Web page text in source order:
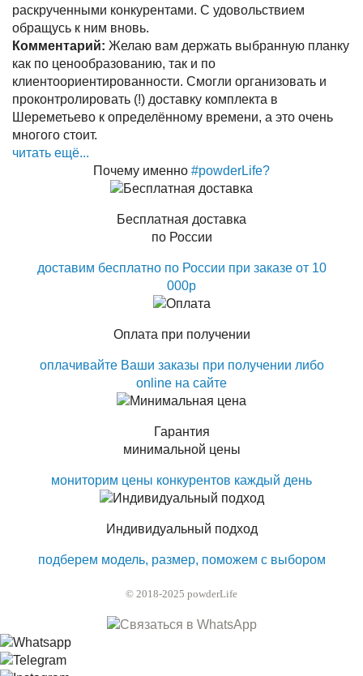
раскрученными конкурентами. С удовольствием
обращусь к ним вновь.
Комментарий: Желаю вам держать выбранную планку
как по ценообразованию, так и по
клиентоориентированности. Смогли организовать и
проконтролировать (!) доставку комплекта в
Шереметьево к определённому времени, а это очень
многого стоит.
читать ещё...
Почему именно #powderLife?
Бесплатная доставка
по России
доставим бесплатно по России при заказе от 10
000р
Оплата при получении
оплачивайте Ваши заказы при получении либо
online на сайте
Гарантия
минимальной цены
мониторим цены конкурентов каждый день
Индивидуальный подход
подберем модель, размер, поможем с выбором
© 2018-2025 powderLife